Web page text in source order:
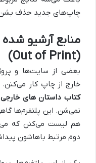
چاپ‌های جدید حذف بشن
منابع آرشیو
(Out of Print)
بعضی از سایت‌ها و
خارج از چاپ کار می‌کنن.
کتاب داستان های خارجی
نمی‌شن. این پلتفرم‌ها
هم لیست می‌کنن که
دوم مرتبط باهاشون